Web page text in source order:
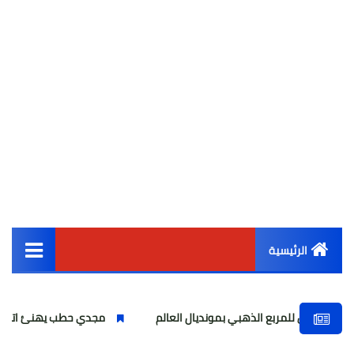
الرئيسية
أخبار مصر
الذهبي بمونديال العالم مجدي حطب يهنئ اتحاد كرة اليد بالتأهل التاريخي